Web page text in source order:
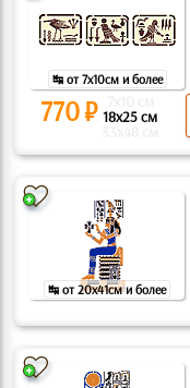
↹ от 7x10см и более
770 ₽ 18x25 см
↹ от 20x41см и более